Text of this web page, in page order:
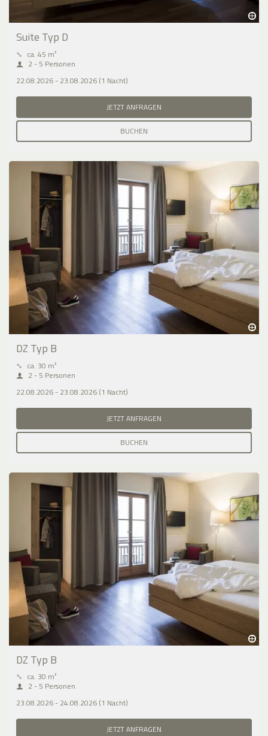
Suite Typ D
⤡ ca. 45 m²
2 - 5 Personen
22.08.2026 - 23.08.2026 (1 Nacht)
JETZT ANFRAGEN
BUCHEN
DZ Typ B
⤡ ca. 30 m²
2 - 5 Personen
22.08.2026 - 23.08.2026 (1 Nacht)
JETZT ANFRAGEN
BUCHEN
DZ Typ B
⤡ ca. 30 m²
2 - 5 Personen
23.08.2026 - 24.08.2026 (1 Nacht)
JETZT ANFRAGEN